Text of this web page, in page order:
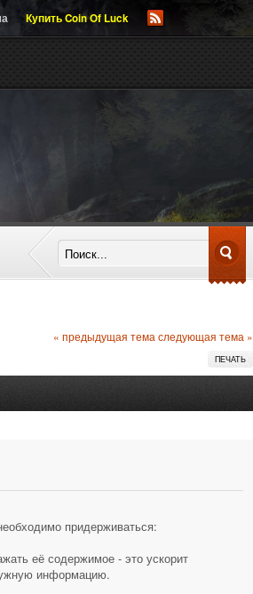
Купить Coin Of Luck
« предыдущая тема следующая тема »
ПЕЧАТЬ
придерживаться:
её содержимое - это ускорит
информацию.